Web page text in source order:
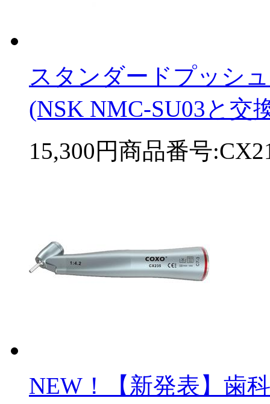
スタンダードプッシ
(NSK NMC-SU03と交
15,300円商品番号
NEW！【新発表】歯